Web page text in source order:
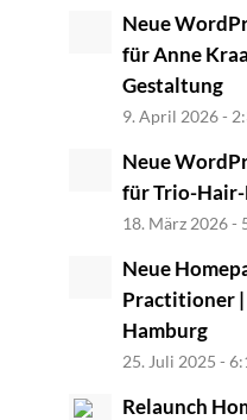
Neue
für Anne
Gestaltung
9. April 2026 -
Neue
für Trio-Hair-
18. März 2026 -
Neue
Practitioner
Hamburg
25. Juli 2025 -
Relaunch